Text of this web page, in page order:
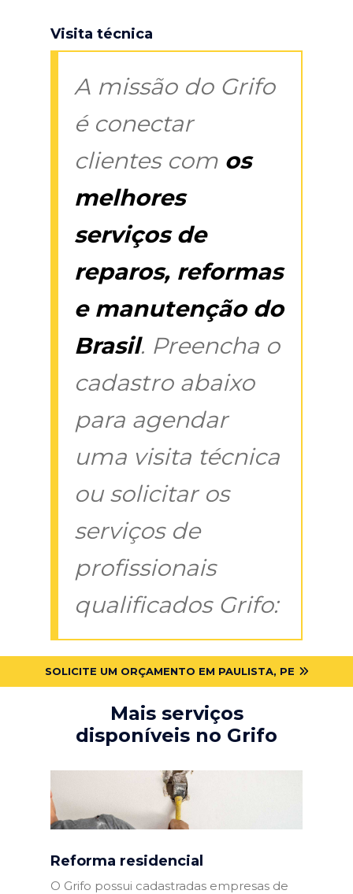
Visita técnica
A missão do Grifo
é conectar
clientes com os
melhores
serviços de
reparos, reformas
e manutenção do
Brasil. Preencha o
cadastro abaixo
para agendar
uma visita técnica
ou solicitar os
serviços de
profissionais
qualificados Grifo:
SOLICITE UM ORÇAMENTO EM PAULISTA, PE
Mais serviços
disponíveis no Grifo
Reforma residencial
O Grifo possui cadastradas empresas de